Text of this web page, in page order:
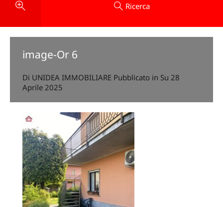
Ricerca
image-Or 6
Di UNIDEA IMMOBILIARE Pubblicato in Su 28
Aprile 2025